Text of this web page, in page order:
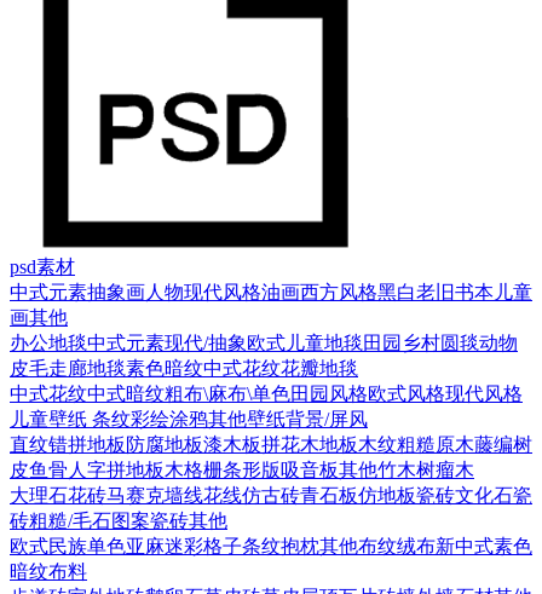
psd素材
中式元素抽象画人物现代风格油画西方风格黑白老旧书本 儿童
画其他
办公地毯中式元素现代/抽象欧式 儿童地毯 田园乡村圆毯动物
皮毛走廊地毯素色暗纹中式花纹花瓣地毯
中式花纹中式暗纹粗布\麻布\单色田园风格欧式风格现代风格
儿童壁纸 条纹彩绘涂鸦其他壁纸背景/屏风
直纹错拼地板 防腐地板漆木板拼花木地板木纹粗糙原木藤编树
皮鱼骨人字拼地板木格栅条形版吸音板其他竹木树瘤木
大理石花砖马赛克墙线花线仿古砖青石板仿地板瓷砖文化石瓷
砖粗糙/毛石图案瓷砖其他
欧式民族单色亚麻迷彩格子条纹抱枕其他布纹绒布新中式素色
暗纹布料